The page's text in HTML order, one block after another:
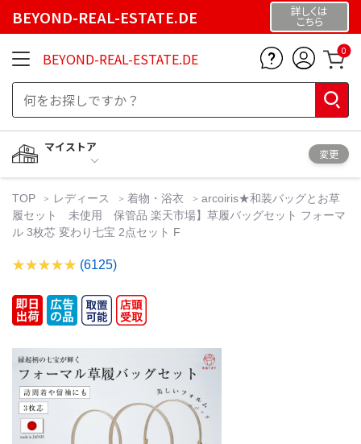
BEYOND-REAL-ESTATE.DE 詳しくは
こちら
BEYOND-REAL-ESTATE.DE 0
マイストア
変更
TOP レディース 着物・浴衣
arcoiris★和装バッグとお草
履セット 未使用 保管品 楽天市場】草履バッグセット フォーマ
ル 3枚芯 変わり七宝 2点セット F
(6125)